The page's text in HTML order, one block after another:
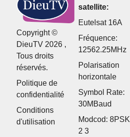
Copyright ©
DieuTV 2026 ,
Tous droits
réservés.
Politique de
confidentialité
Conditions
d'utilisation
satellite:
Eutelsat 16A
Fréquence:
12562.25MHz
Polarisation
horizontale
Symbol Rate:
30MBaud
Modcod: 8PSK
2 3